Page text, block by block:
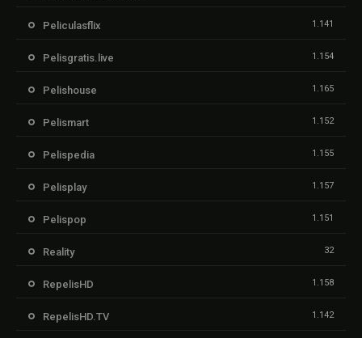
Peliculasflix 1.141
Pelisgratis.live 1.154
Pelishouse 1.165
Pelismart 1.152
Pelispedia 1.155
Pelisplay 1.157
Pelispop 1.151
Reality 32
RepelisHD 1.158
RepelisHD.TV 1.142